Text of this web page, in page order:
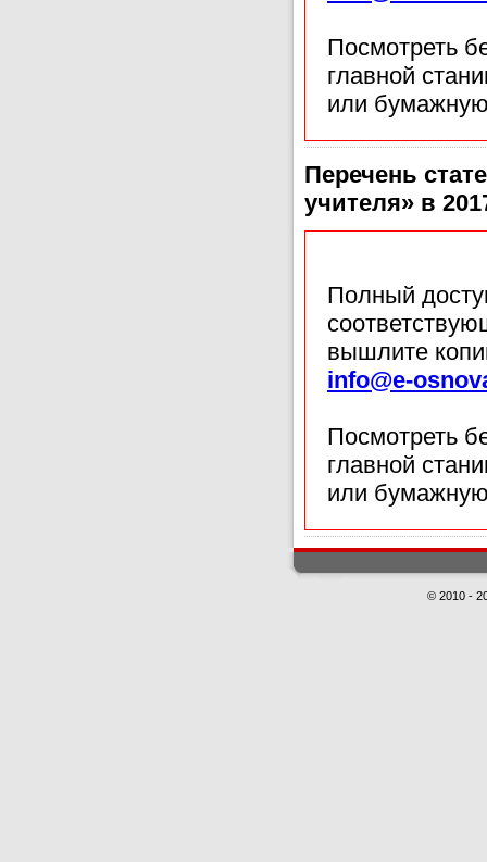
Посмотреть
главной
или
Перечень
учителя» в
Полный
вышлите
info@e-
Посмотреть
главной
или
© 2010 -